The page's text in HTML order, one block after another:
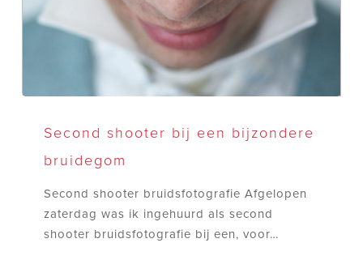
shooter
bijzondere
bruidegom
Second shooter bij een bijzondere
bruidegom
Second shooter bruidsfotografie Afgelopen
zaterdag was ik ingehuurd als second
shooter bruidsfotografie bij een, voor…